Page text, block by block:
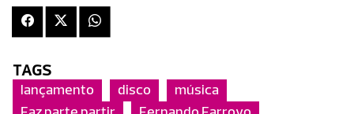
TAGS
lançamento disco
música